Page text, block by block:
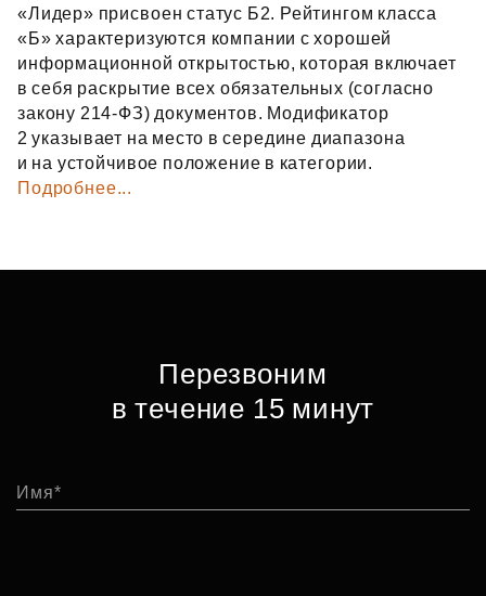
«Лидер» присвоен статус Б2. Рейтингом класса
«Б» характеризуются компании с хорошей
информационной открытостью, которая включает
в себя раскрытие всех обязательных (согласно
закону 214‑ФЗ) документов. Модификатор
2 указывает на место в середине диапазона
и на устойчивое положение в категории.
Подробнее...
Перезвоним
в течение 15 минут
Имя